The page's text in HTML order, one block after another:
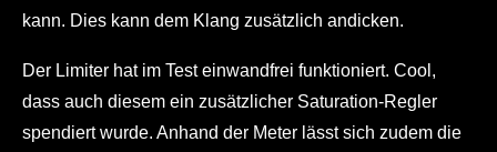
kann. Dies kann dem Klang zusätzlich andicken.
Der Limiter hat im Test einwandfrei funktioniert. Cool,
dass auch diesem ein zusätzlicher Saturation-Regler
spendiert wurde. Anhand der Meter lässt sich zudem die